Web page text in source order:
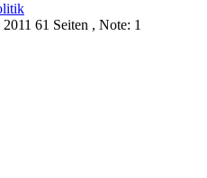
61 Seiten , Note: 1